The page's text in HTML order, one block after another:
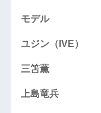
モデル
ユジン（IVE）
三笘薫
上島竜兵